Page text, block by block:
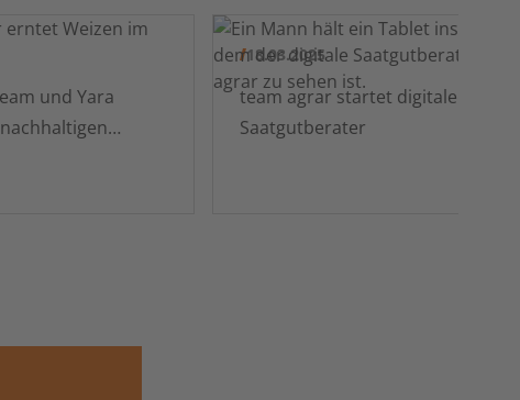
und Yara
18.03.2025
team agrar startet digitalen
Saatgutberater